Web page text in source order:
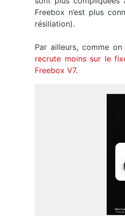
Freebox n’est plus
résiliation).
Par ailleurs, comme
recrute moins sur le
Freebox V7.